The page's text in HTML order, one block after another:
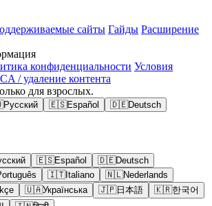
сайты Гайды Расширение
конфиденциальности Условия
/ удаление контента
для взрослых.
Русский 🇪🇸Español 🇩🇪Deutsch
🇪🇸Español 🇩🇪Deutsch
🇮🇹Italiano 🇳🇱Nederlands
🇺🇦Українська 🇯🇵日本語 🇰🇷한국어